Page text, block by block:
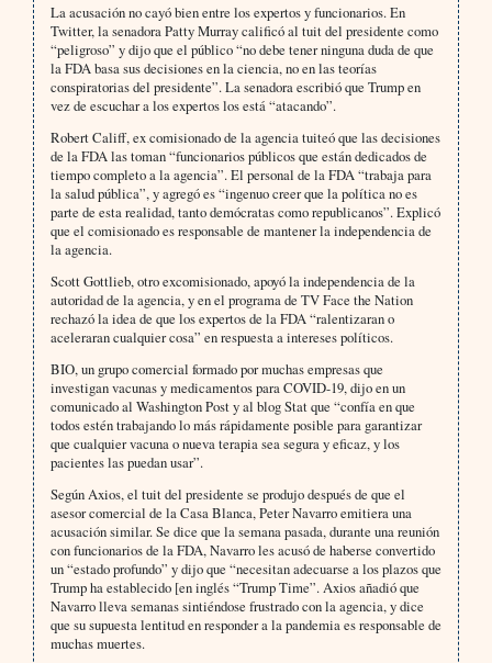
La acusación no cayó bien entre los expertos y funcionarios. En
Twitter, la senadora Patty Murray calificó al tuit del presidente como
“peligroso” y dijo que el público “no debe tener ninguna duda de que
la FDA basa sus decisiones en la ciencia, no en las teorías
conspiratorias del presidente”. La senadora escribió que Trump en
vez de escuchar a los expertos los está “atacando”.
Robert Califf, ex comisionado de la agencia tuiteó que las decisiones
de la FDA las toman “funcionarios públicos que están dedicados de
tiempo completo a la agencia”. El personal de la FDA “trabaja para
la salud pública”, y agregó es “ingenuo creer que la política no es
parte de esta realidad, tanto demócratas como republicanos”. Explicó
que el comisionado es responsable de mantener la independencia de
la agencia.
Scott Gottlieb, otro excomisionado, apoyó la independencia de la
autoridad de la agencia, y en el programa de TV Face the Nation
rechazó la idea de que los expertos de la FDA “ralentizaran o
aceleraran cualquier cosa” en respuesta a intereses políticos.
BIO, un grupo comercial formado por muchas empresas que
investigan vacunas y medicamentos para COVID-19, dijo en un
comunicado al Washington Post y al blog Stat que “confía en que
todos estén trabajando lo más rápidamente posible para garantizar
que cualquier vacuna o nueva terapia sea segura y eficaz, y los
pacientes las puedan usar”.
Según Axios, el tuit del presidente se produjo después de que el
asesor comercial de la Casa Blanca, Peter Navarro emitiera una
acusación similar. Se dice que la semana pasada, durante una reunión
con funcionarios de la FDA, Navarro les acusó de haberse convertido
un “estado profundo” y dijo que “necesitan adecuarse a los plazos que
Trump ha establecido [en inglés “Trump Time”. Axios añadió que
Navarro lleva semanas sintiéndose frustrado con la agencia, y dice
que su supuesta lentitud en responder a la pandemia es responsable de
muchas muertes.